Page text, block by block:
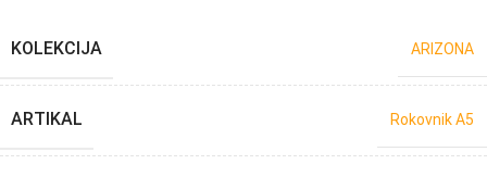
KOLEKCIJA ARIZONA
ARTIKAL Rokovnik A5